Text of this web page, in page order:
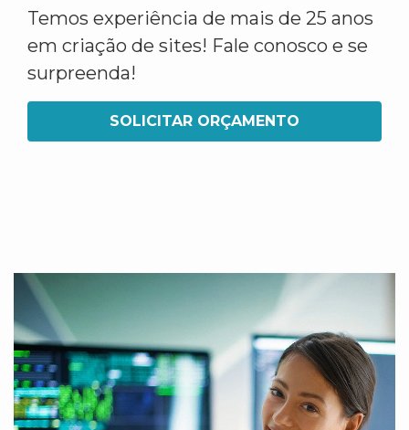
Temos experiência de mais de 25 anos
em criação de sites! Fale conosco e se
surpreenda!
SOLICITAR ORÇAMENTO